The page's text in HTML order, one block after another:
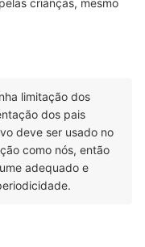
crianças, mesmo
limitação dos
dos pais
deve ser usado no
como nós, então
adequado e